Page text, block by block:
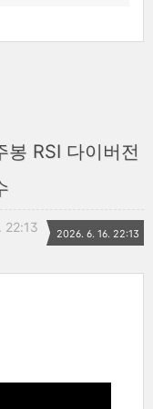
봉 RSI 다이버전
22:13 2026. 6. 16. 22:13